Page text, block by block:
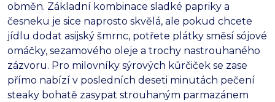
obměn. Základní kombinace sladké papriky a
česneku je sice naprosto skvělá, ale pokud chcete
jídlu dodat asijský šmrnc, potřete plátky směsí sójové
omáčky, sezamového oleje a trochy nastrouhaného
zázvoru. Pro milovníky sýrových kůrčiček se zase
přímo nabízí v posledních deseti minutách pečení
steaky bohatě zasypat strouhaným parmazánem